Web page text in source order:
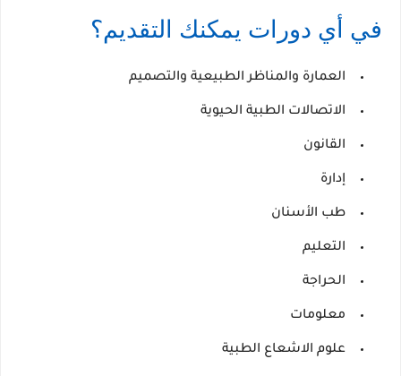
في أي دورات يمكنك التقديم؟
العمارة والمناظر الطبيعية والتصميم
الاتصالات الطبية الحيوية
القانون
إدارة
طب الأسنان
التعليم
الحراجة
معلومات
علوم الاشعاع الطبية